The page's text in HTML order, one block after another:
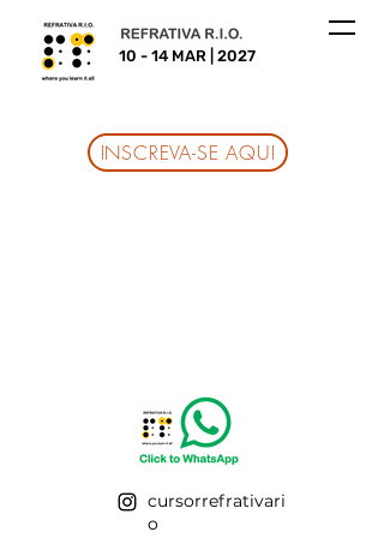
10 - 14 MAR | 2027
INSCREVA-SE AQUI
cursorrefrativari
o